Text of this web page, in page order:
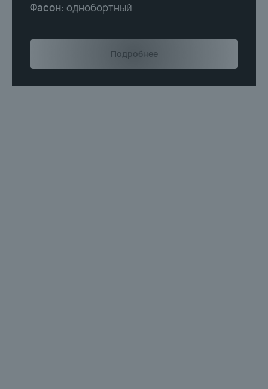
Фасон: однобортный
Подробнее